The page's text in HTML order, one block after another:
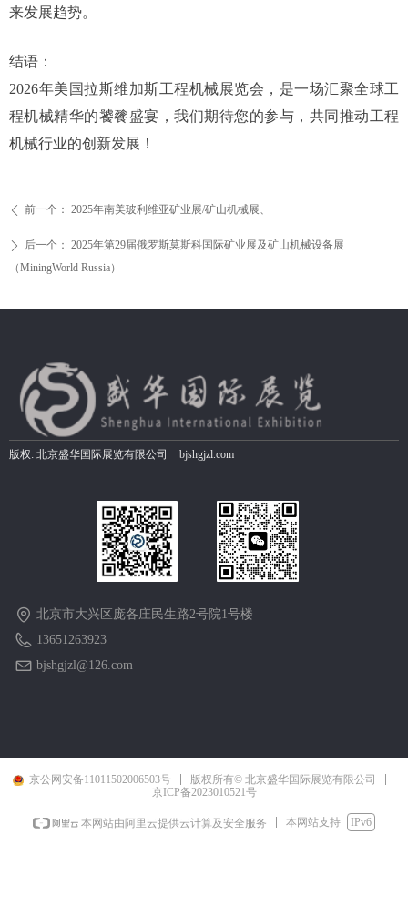
来发展趋势。
结语：
2026年美国拉斯维加斯工程机械展览会，是一场汇聚全球工
程机械精华的饕餮盛宴，我们期待您的参与，共同推动工程
机械行业的创新发展！
ꄴ 前一个： 2025年南美玻利维亚矿业展/矿山机械展、
ꄲ 后一个： 2025年第29届俄罗斯莫斯科国际矿业展及矿山机械设备展
（MiningWorld Russia）
北京市大兴区庞各庄民生路2号院1号楼
13651263923
bjshgjzl@126.com
版权: 北京盛华国际展览有限公司 bjshgjzl.com
京公网安备11011502006503号
版权所有© 北京盛华国际展览有限公司
京ICP备2023010521号
本网站由阿里云提供云计算及安全服务 本网站支持 IPv6